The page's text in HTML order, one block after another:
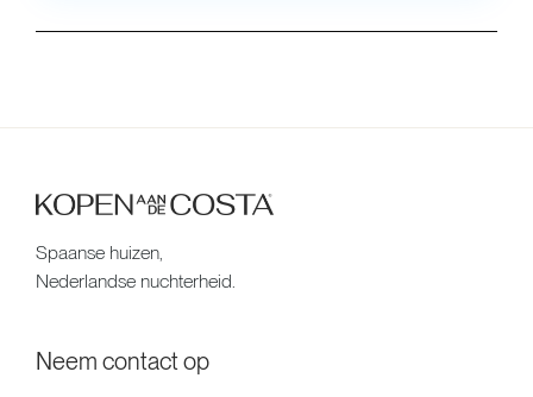
Spaanse huizen,
Nederlandse nuchterheid.
Neem contact op